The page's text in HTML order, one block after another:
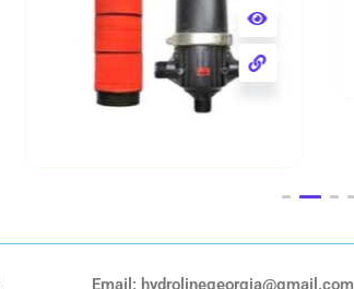
Email: hydrolinegeorgia@gmail.com